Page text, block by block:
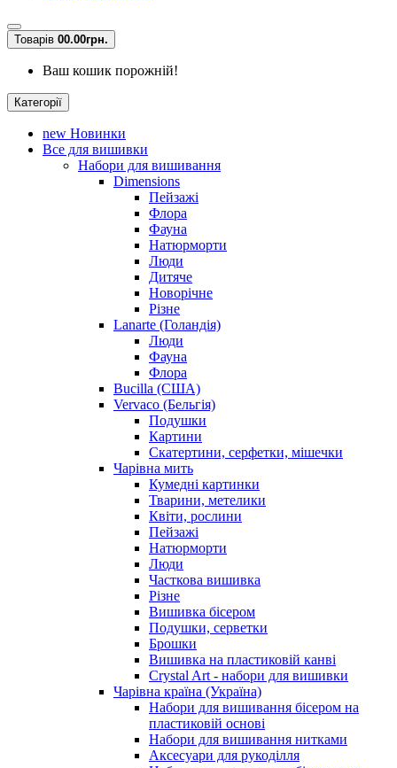
Товарів 00.00грн.
Ваш кошик порожній!
Категорії
new Новинки
Все для вишивки
Набори для вишивання
Dimensions
Пейзажі
Флора
Фауна
Натюрморти
Люди
Дитяче
Новорічне
Різне
Lanarte (Голандія)
Люди
Фауна
Флора
Bucilla (США)
Vervaco (Бельгія)
Подушки
Картини
Скатертини, серфетки, мішечки
Чарiвна мить
Кумедні картинки
Тварини, метелики
Квіти, рослини
Пейзажі
Натюрморти
Люди
Часткова вишивка
Різне
Вишивка бісером
Подушки, серветки
Брошки
Вишивка на пластиковій канві
Crystal Art - набори для вишивки
Чарівна країна (Україна)
Набори для вишивання бісером на
пластиковій основі
Набори для вишивання нитками
Аксесуари для рукоділля